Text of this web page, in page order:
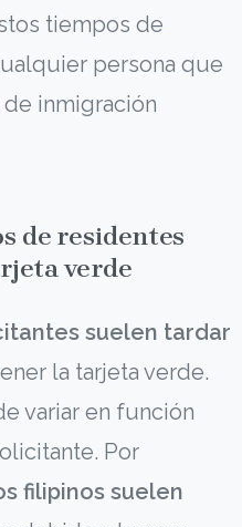
tiempos de
persona que
inmigración
de residentes
verde
suelen tardar
la tarjeta verde.
variar en función
Por
filipinos suelen